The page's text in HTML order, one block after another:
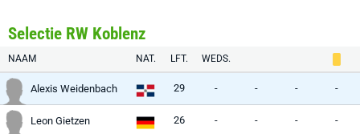
Selectie RW Koblenz
NAAM NAT. LFT. WEDS.
Alexis Weidenbach 29 - - - -
Leon Gietzen 26 - - - -